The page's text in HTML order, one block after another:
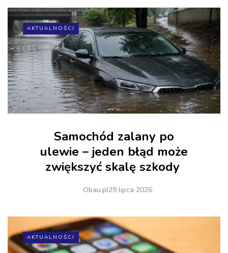
AKTUALNOŚCI
Samochód zalany po
ulewie – jeden błąd może
zwiększyć skalę szkody
Obau.pl29 lipca 2026
AKTUALNOŚCI